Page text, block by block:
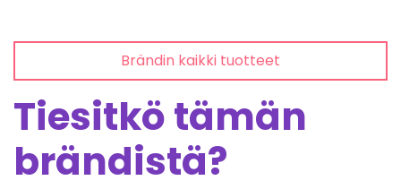
Brändin kaikki tuotteet
Tiesitkö tämän
brändistä?